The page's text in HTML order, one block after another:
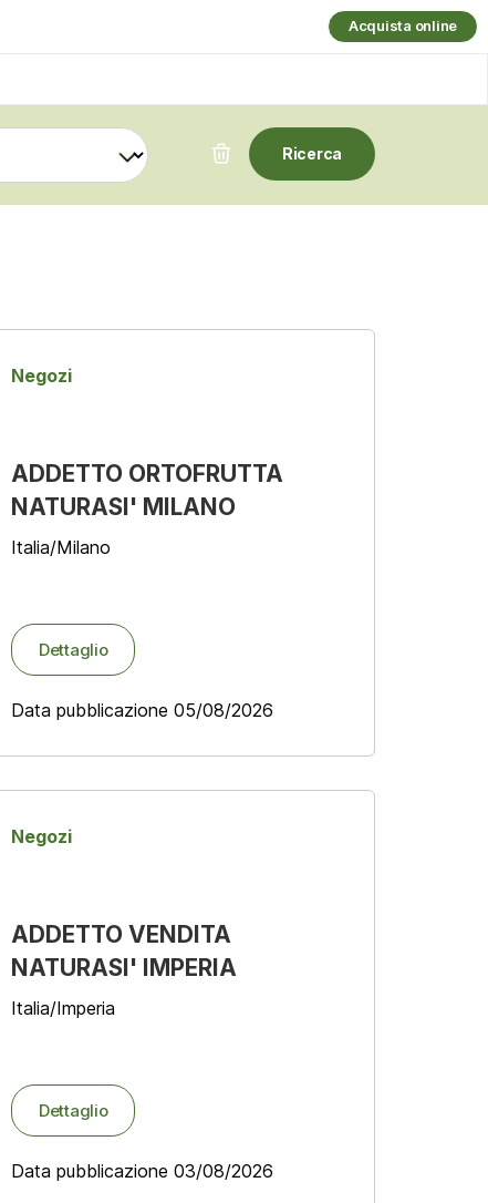
Acquista online
Negozi
ADDETTO ORTOFRUTTA
NATURASI' MILANO
Italia/Milano
Dettaglio
Data pubblicazione 05/08/2026
Negozi
ADDETTO VENDITA
NATURASI' IMPERIA
Italia/Imperia
Dettaglio
Data pubblicazione 03/08/2026